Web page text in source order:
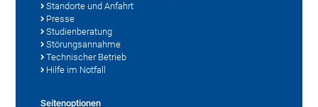
Standorte und Anfahrt
Presse
Studienberatung
Störungsannahme
Technischer Betrieb
Hilfe im Notfall
Seitenoptionen